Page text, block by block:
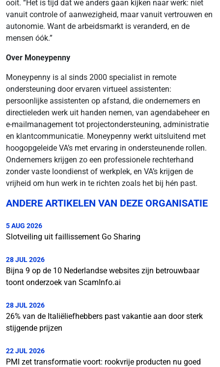
ooit. “Het is tijd dat we anders gaan kijken naar werk: niet
vanuit controle of aanwezigheid, maar vanuit vertrouwen en
autonomie. Want de arbeidsmarkt is veranderd, en de
mensen óók.”
Over Moneypenny
Moneypenny is al sinds 2000 specialist in remote
ondersteuning door ervaren virtueel assistenten:
persoonlijke assistenten op afstand, die ondernemers en
directieleden werk uit handen nemen, van agendabeheer en
e-mailmanagement tot projectondersteuning, administratie
en klantcommunicatie. Moneypenny werkt uitsluitend met
hoogopgeleide VA’s met ervaring in ondersteunende rollen.
Ondernemers krijgen zo een professionele rechterhand
zonder vaste loondienst of werkplek, en VA’s krijgen de
vrijheid om hun werk in te richten zoals het bij hén past.
ANDERE ARTIKELEN VAN DEZE ORGANISATIE
5 AUG 2026
Slotveiling uit faillissement Go Sharing
28 JUL 2026
Bijna 9 op de 10 Nederlandse websites zijn betrouwbaar
toont onderzoek van ScamInfo.ai
28 JUL 2026
26% van de Italiëliefhebbers past vakantie aan door sterk
stijgende prijzen
22 JUL 2026
PMI zet transformatie voort: rookvrije producten nu goed